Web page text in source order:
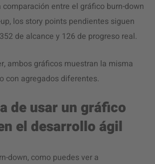
entre el gráfico burn-down
los story points pendientes siguen
de alcance y 126 de progreso real.
ambos gráficos muestran la misma
con agregados diferentes.
de usar un gráfico
el desarrollo ágil
down, como puedes ver a